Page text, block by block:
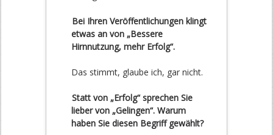
Bei Ihren Veröffentlichungen klingt
etwas an von „Bessere
Hirnnutzung, mehr Erfolg“.
Das stimmt, glaube ich, gar nicht.
Statt von „Erfolg“ sprechen Sie
lieber von „Gelingen“. Warum
haben Sie diesen Begriff gewählt?